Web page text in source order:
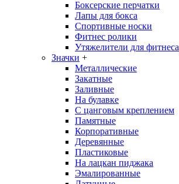
Боксерские перчатки
Лапы для бокса
Спортивные носки
Фитнес ролики
Утяжелители для фитнеса
Значки +
Металлические
Закатные
Заливные
На булавке
С цанговым креплением
Памятные
Корпоративные
Деревянные
Пластиковые
На лацкан пиджака
Эмалированные